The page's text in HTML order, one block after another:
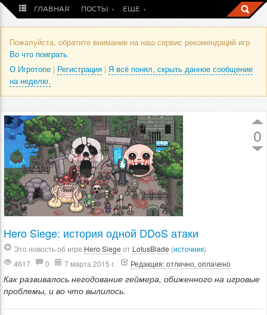
ГЛАВНАЯ ПОСТЫ ЕЩЕ
Пожалуйста, обратите внимание на наш сервис рекомендаций игр
Во что поиграть.
О Игротопе | Регистрация | Я всё понял, скрыть данное сообщение
на неделю.
0
Hero Siege: история одной DDoS атаки
Это новость об игре Hero Siege от LotusBlade (источник)
4617
0 7 марта 2015 г. Редакция: отлично, оплачено
Как развивалось негодование геймера, обиженного на игровые
проблемы, и во что вылилось.